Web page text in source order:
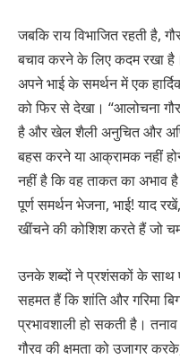
जबकि राय विभाजित रहती है,
बचाव करने के लिए कदम रखा
अपने भाई के समर्थन में एक
को फिर से देखा। “आलोचना
है और खेल शैली अनुचित और
बहस करने या आक्रामक नहीं
नहीं है कि वह ताकत का अभाव
पूर्ण समर्थन भेजना, भाई! याद
खींचने की कोशिश करते हैं जो
उनके शब्दों ने प्रशंसकों के साथ
सहमत हैं कि शांति और गरिमा
प्रभावशाली हो सकती है।
गौरव की क्षमता को उजागर